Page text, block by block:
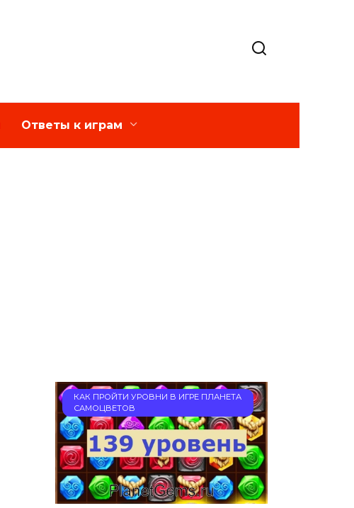
Ответы к играм
КАК ПРОЙТИ УРОВНИ В ИГРЕ ПЛАНЕТА
САМОЦВЕТОВ